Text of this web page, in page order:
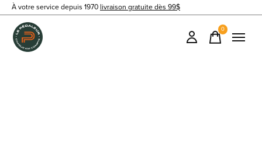
À votre service depuis 1970 livraison gratuite dès 99$
0items